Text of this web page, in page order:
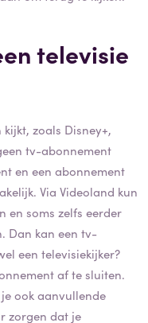
televisie
zoals Disney+,
tv-abonnement
en een abonnement
Via Videoland kun
en soms zelfs eerder
Dan kan een tv-
een televisiekijker?
af te sluiten.
ook aanvullende
zorgen dat je